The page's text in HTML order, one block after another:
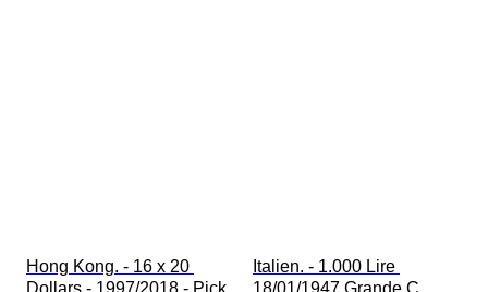
Hong Kong. - 16 x 20
Italien. - 1.000 Lire